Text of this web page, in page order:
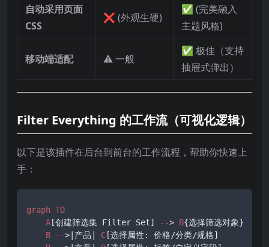
自动采用页面
CSS
❌ (外观生硬)
✅ (完美融入
主题风格)
移动端适配 ⚠️ 一般
✅ 极佳（支持
抽屉式弹出）
Filter Everything 的工作流（可视化逻辑）
以下是该插件在后台到前台的工作流程，帮助你快速上
手：
graph TD
A [创建筛选集 Filter Set] --> B{选择筛选对象}
B
-->|产品| C [选择属性: 价格/分类/规格]